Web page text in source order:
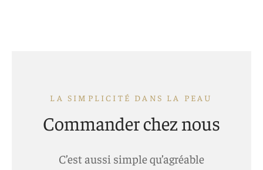
LA SIMPLICITÉ DANS LA PEAU
Commander chez nous
C’est aussi simple qu’agréable